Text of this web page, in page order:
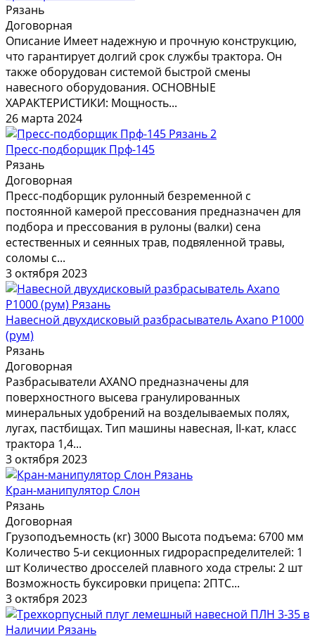
Рязань
Договорная
Описание Имеет надежную и прочную конструкцию,
что гарантирует долгий срок службы трактора. Он
также оборудован системой быстрой смены
навесного оборудования. ОСНОВНЫЕ
ХАРАКТЕРИСТИКИ: Мощность...
26 марта 2024
2
Пресс-подборщик Прф-145
Рязань
Договорная
Пресс-подборщик рулонный безременной с
постоянной камерой прессования предназначен для
подбора и прессования в рулоны (валки) сена
естественных и сеянных трав, подвяленной травы,
соломы с...
3 октября 2023
Навесной двухдисковый разбрасыватель Axano Р1000
(рум)
Рязань
Договорная
Разбрасыватели AXANO предназначены для
поверхностного высева гранулированных
минеральных удобрений на возделываемых полях,
лугах, пастбищах. Тип машины навесная, II-кат, класс
трактора 1,4...
3 октября 2023
Кран-манипулятор Cлон
Рязань
Договорная
Грузоподъемность (кг) 3000 Высота подъема: 6700 мм
Количество 5-и секционных гидрораспределителей: 1
шт Количество дросселей плавного хода стрелы: 2 шт
Возможность буксировки прицепа: 2ПТС...
3 октября 2023